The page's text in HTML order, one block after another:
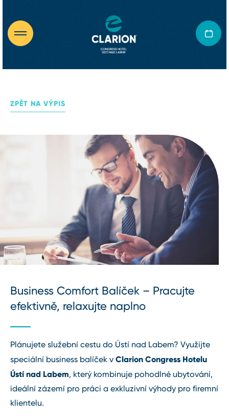
ZPĚT NA VÝPIS
Business Comfort Balíček – Pracujte
efektivně, relaxujte naplno
Plánujete služební cestu do Ústí nad Labem? Využijte
speciální business balíček v Clarion Congress Hotelu
Ústí nad Labem, který kombinuje pohodlné ubytování,
ideální zázemí pro práci a exkluzivní výhody pro firemní
klientelu.